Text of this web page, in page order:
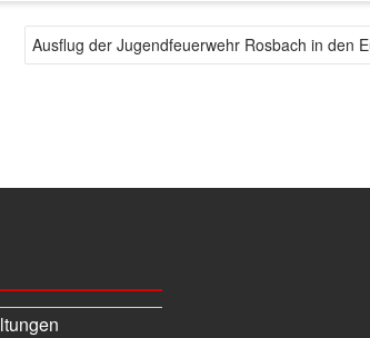
Ausflug der Jugendfeuerwehr Rosbach in den